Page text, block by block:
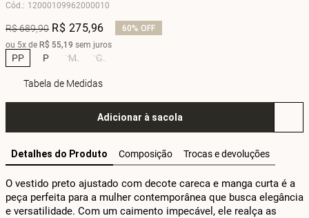
Cód.: 12000109962000010
R$689,90 R$ 275,96 60% OFF
ou 5x de R$ 55,19 sem juros
PP P M G
Tabela de Medidas
Adicionar à sacola
Detalhes do Produto Composição Trocas e devoluções
O vestido preto ajustado com decote careca e manga curta é a
peça perfeita para a mulher contemporânea que busca elegância
e versatilidade. Com um caimento impecável, ele realça as